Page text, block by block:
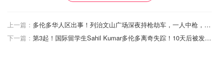
图片来自于@dailymail ，版权属于原作者
上一篇：
多伦多华人区出事！列治文山广场深夜持枪劫车，一人中枪，三名嫌犯落网！
下一篇：
第3起！国际留学生Sahil Kumar多伦多离奇失踪！10天后被发现尸体...